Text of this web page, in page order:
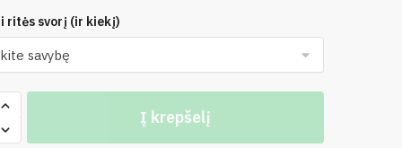
ritės svorį (ir kiekį)
Į krepšelį